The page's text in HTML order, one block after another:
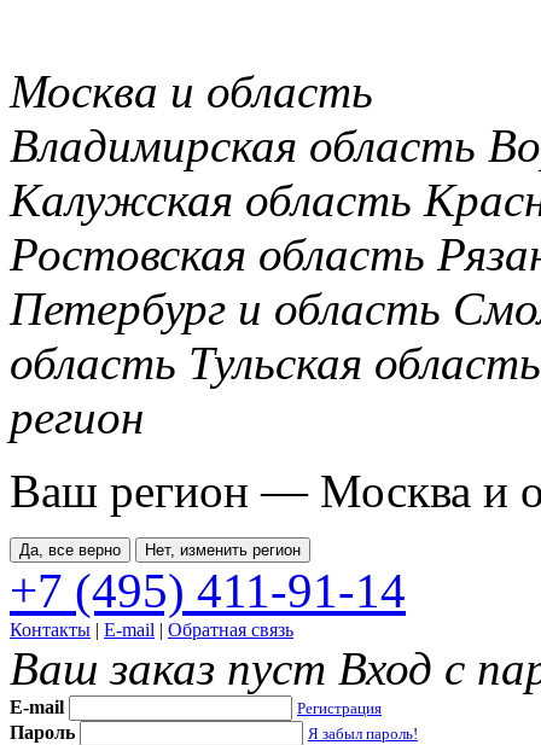
Москва и область
Владимирская область
Калужская область
Ростовская область
Петербург и область
область Тульская область
регион
Ваш регион — Москва и
Да, все верно Нет, изменить регион
+7 (495) 411-91-14
Контакты | E-mail | Обратная связь
Ваш заказ пуст Вход с
E-mail Регистрация
Пароль Я забыл пароль!